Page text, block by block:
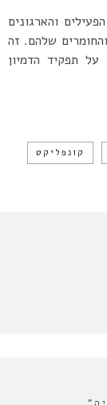
והארגונים
שלהם. זה
תפקיד הדמיון
קונפליקט